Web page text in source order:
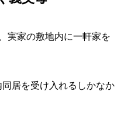
実家の敷地内に一軒家を
居を受け入れるしかなか